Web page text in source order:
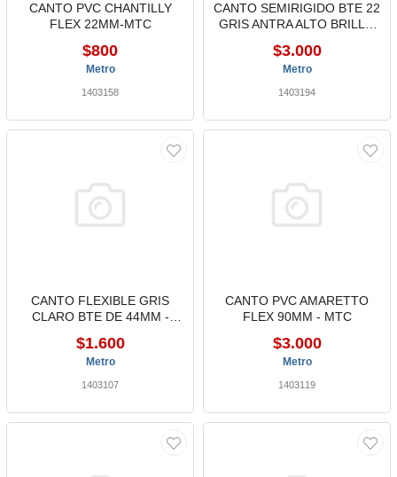
CANTO PVC CHANTILLY
FLEX 22MM-MTC
$800
Metro
1403158
CANTO SEMIRIGIDO BTE 22
GRIS ANTRA ALTO BRILLO
$3.000
Metro
1403194
CANTO FLEXIBLE GRIS
CLARO BTE DE 44MM -
$1.600
Metro
1403107
CANTO PVC AMARETTO
FLEX 90MM - MTC
$3.000
Metro
1403119